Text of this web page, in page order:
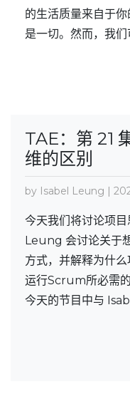
的生活质量来自于
是一切。然而，我
TAE：第 21
维的区别
by Isabel Leung |
今天我们将讨论项
Leung 会讨论关于
方式，并解释为什
运行Scrum所必需
今天的节目中与